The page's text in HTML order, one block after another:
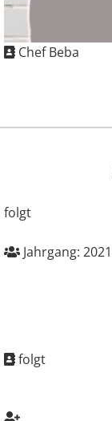
Chef Beba
folgt
Jahrgang: 2021
folgt